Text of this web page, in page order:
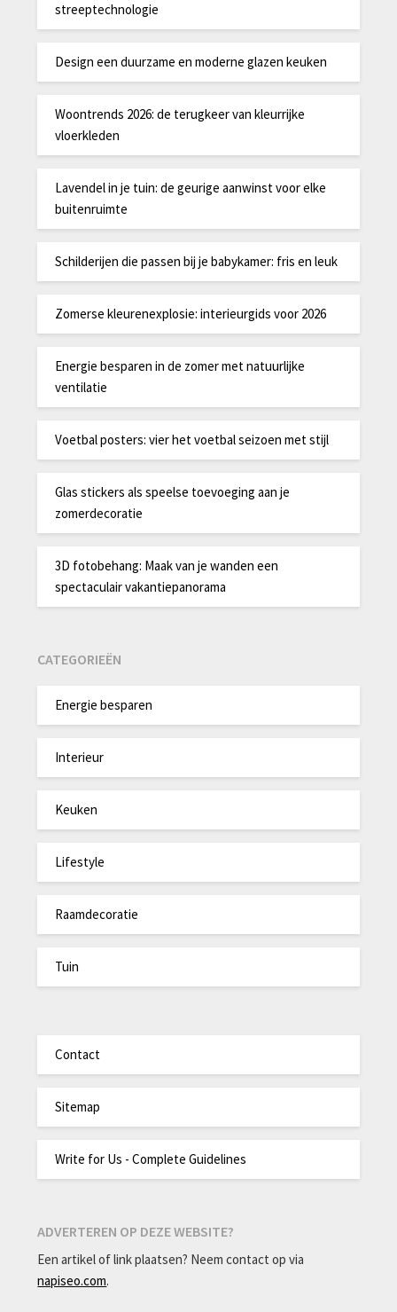
streeptechnologie
Design een duurzame en moderne glazen keuken
Woontrends 2026: de terugkeer van kleurrijke
vloerkleden
Lavendel in je tuin: de geurige aanwinst voor elke
buitenruimte
Schilderijen die passen bij je babykamer: fris en leuk
Zomerse kleurenexplosie: interieurgids voor 2026
Energie besparen in de zomer met natuurlijke
ventilatie
Voetbal posters: vier het voetbal seizoen met stijl
Glas stickers als speelse toevoeging aan je
zomerdecoratie
3D fotobehang: Maak van je wanden een
spectaculair vakantiepanorama
CATEGORIEËN
Energie besparen
Interieur
Keuken
Lifestyle
Raamdecoratie
Tuin
Contact
Sitemap
Write for Us - Complete Guidelines
ADVERTEREN OP DEZE WEBSITE?
Een artikel of link plaatsen? Neem contact op via
napiseo.com.